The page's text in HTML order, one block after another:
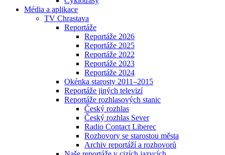
Média a aplikace
TV Chrastava
Reportáže
Reportáže 2026
Reportáže 2025
Reportáže 2022
Reportáže 2023
Reportáže 2024
Okénka starosty 2011–2015
Reportáže jiných televizí
Reportáže rozhlasových stanic
Český rozhlas
Český rozhlas Sever
Radio Contact Liberec
Rozhovory se starostou města
Archiv reportáží a rozhovorů